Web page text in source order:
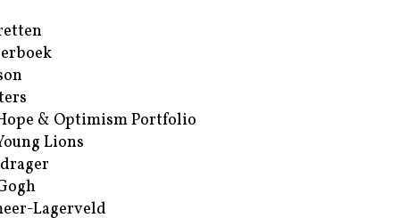
& Optimism Portfolio
Lions
Lagerveld